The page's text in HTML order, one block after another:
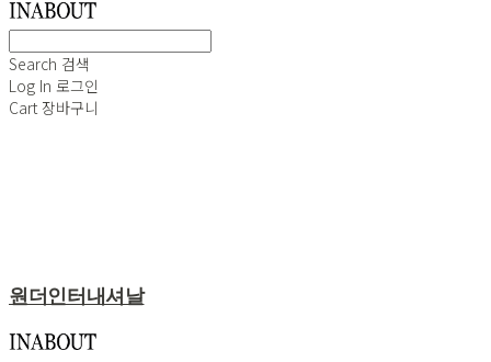
Search 검색
Log In 로그인
Cart 장바구니
원더인터내셔날